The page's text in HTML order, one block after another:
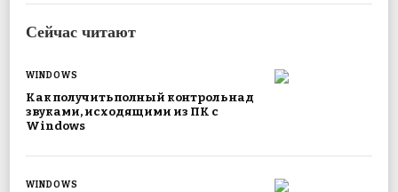
Сейчас читают
WINDOWS
Как получить полный контроль над
звуками, исходящими из ПК с
Windows
WINDOWS